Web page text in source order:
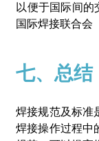
以便于国际间的
国际焊接联合会
七、总结
焊接规范及标准
焊接操作过程中